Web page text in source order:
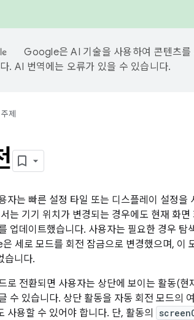
Google은 AI 기술을 사용하여 콘텐츠를
. AI 번역에는 오류가 있을 수 있습니다.
제
는 빠른 설정 타일 또는 디스플레이 설정을
는 기기 위치가 변경되는 경우에도 현재 화
업데이트했습니다. 사용자는 필요한 경우
세로 모드를 회전 잠금으로 변경했으며, 이
습니다.
로 전환되면 사용자는 상단에 보이는 활동(
수 있습니다. 상단 활동을 자동 회전 모드의
사용할 수 있어야 합니다. 단, 활동의